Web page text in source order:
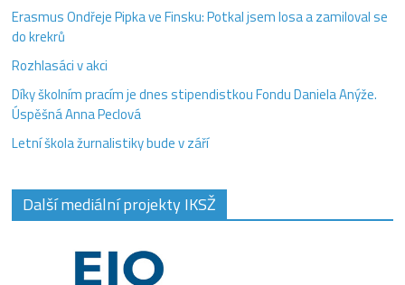
Erasmus Ondřeje Pipka ve Finsku: Potkal jsem losa a zamiloval se
do krekrů
Rozhlasáci v akci
Díky školním pracím je dnes stipendistkou Fondu Daniela Anýže.
Úspěšná Anna Peclová
Letní škola žurnalistiky bude v září
Další mediální projekty IKSŽ